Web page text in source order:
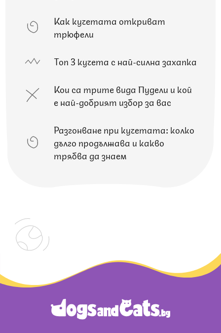
Как кучетата откриват
трюфели
Топ 3 кучета с най-силна захапка
Кои са трите вида Пудели и кой
е най-добрият избор за вас
Разгонване при кучетата: колко
дълго продължава и какво
трябва да знаем